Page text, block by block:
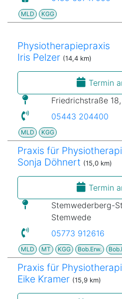
MLD KGG
Physiotherapiepraxis
Iris Pelzer (14,4 km)
Termin
Friedrichstraße
05443 204400
MLD KGG
Praxis für
Sonja Döhnert (15,0 km)
Termin
Stemwederberg-
Stemwede
05773 912616
MLD MT KGG Bob.Erw.
Praxis für
Eike Kramer (15,9 km)